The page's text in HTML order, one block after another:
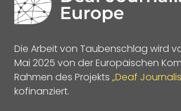
Die Arbeit von Taubenschlag wird
Mai 2025 von der Europäischen
Rahmen des Projekts „Deaf
kofinanziert.